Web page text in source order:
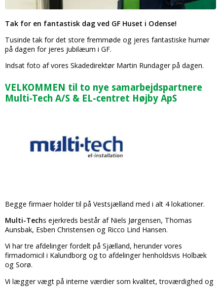
Tak for en fantastisk dag ved GF Huset i Odense!
Tusinde tak for det store fremmøde og jeres fantastiske humør
på dagen for jeres jubilæum i GF.
Indsat foto af vores Skadedirektør Martin Rundager på dagen.
VELKOMMEN til to nye samarbejdspartnere
Multi-Tech A/S & EL-centret Højby ApS
Begge firmaer holder til på Vestsjælland med i alt 4 lokationer.
Multi-Techs ejerkreds består af Niels Jørgensen, Thomas
Aunsbak, Esben Christensen og Ricco Lind Hansen.
Vi har tre afdelinger fordelt på Sjælland, herunder vores
firmadomicil i Kalundborg og to afdelinger henholdsvis Holbæk
og Sorø.
Vi lægger vægt på interne værdier som kvalitet, troværdighed og